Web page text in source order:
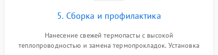
5. Сборка и профилактика
Нанесение свежей термопасты с высокой
теплопроводностью и замена термопрокладок. Установка